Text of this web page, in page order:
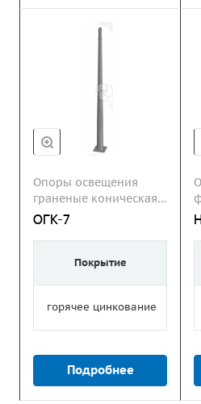
Опоры освещения
граненые коническая
ОГК
ОГК-7
Покрытие
горячее цинкование
Подробнее